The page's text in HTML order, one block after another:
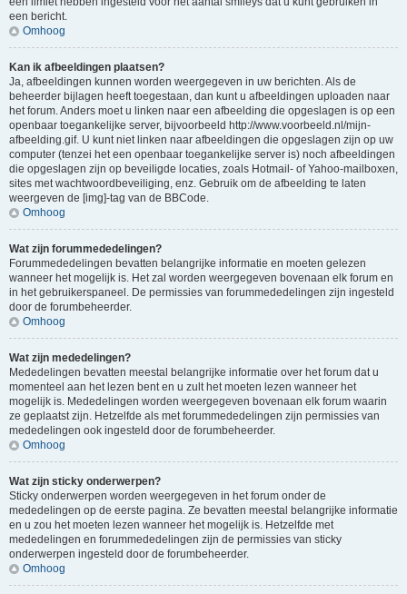
een bericht.
Omhoog
Kan ik afbeeldingen plaatsen?
Ja, afbeeldingen kunnen worden weergegeven in uw berichten. Als de
beheerder bijlagen heeft toegestaan, dan kunt u afbeeldingen uploaden naar
het forum. Anders moet u linken naar een afbeelding die opgeslagen is op een
openbaar toegankelijke server, bijvoorbeeld http://www.voorbeeld.nl/mijn-
afbeelding.gif. U kunt niet linken naar afbeeldingen die opgeslagen zijn op uw
computer (tenzei het een openbaar toegankelijke server is) noch afbeeldingen
die opgeslagen zijn op beveiligde locaties, zoals Hotmail- of Yahoo-mailboxen,
sites met wachtwoordbeveiliging, enz. Gebruik om de afbeelding te laten
weergeven de [img]-tag van de BBCode.
Omhoog
Wat zijn forummededelingen?
Forummededelingen bevatten belangrijke informatie en moeten gelezen
wanneer het mogelijk is. Het zal worden weergegeven bovenaan elk forum en
in het gebruikerspaneel. De permissies van forummededelingen zijn ingesteld
door de forumbeheerder.
Omhoog
Wat zijn mededelingen?
Mededelingen bevatten meestal belangrijke informatie over het forum dat u
momenteel aan het lezen bent en u zult het moeten lezen wanneer het
mogelijk is. Mededelingen worden weergegeven bovenaan elk forum waarin
ze geplaatst zijn. Hetzelfde als met forummededelingen zijn permissies van
mededelingen ook ingesteld door de forumbeheerder.
Omhoog
Wat zijn sticky onderwerpen?
Sticky onderwerpen worden weergegeven in het forum onder de
mededelingen op de eerste pagina. Ze bevatten meestal belangrijke informatie
en u zou het moeten lezen wanneer het mogelijk is. Hetzelfde met
mededelingen en forummededelingen zijn de permissies van sticky
onderwerpen ingesteld door de forumbeheerder.
Omhoog